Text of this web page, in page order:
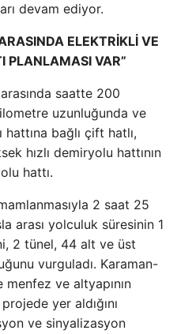
devam ediyor.
ELEKTRİKLİ VE
PLANLAMASI VAR”
saatte 200
uzunluğunda ve
hattına bağlı çift hatlı,
hızlı demiryolu hattının
hattı.
2 saat 25
arası yolculuk süresinin 1
2 tünel, 44 alt ve üst
vurguladı. Karaman-
menfez ve altyapının
yer aldığını
ve sinyalizasyon